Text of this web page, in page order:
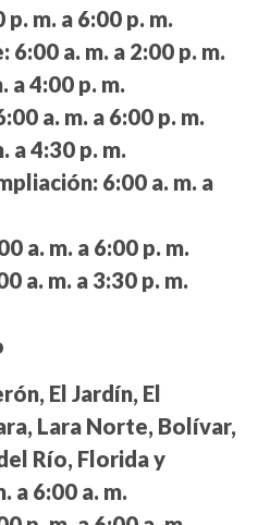
p. m. a 6:00 p. m.
6:00 a. m. a 2:00 p. m.
a 4:00 p. m.
a. m. a 6:00 p. m.
a 4:30 p. m.
6:00 a. m. a
a. m. a 6:00 p. m.
a. m. a 3:30 p. m.
El Jardín, El
Lara Norte, Bolívar,
Río, Florida y
a 6:00 a. m.